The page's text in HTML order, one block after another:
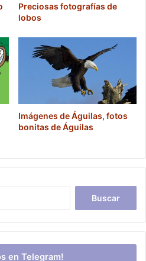
Preciosas fotografías de
lobos
Imágenes de Águilas, fotos
bonitas de Águilas
en Telegram!